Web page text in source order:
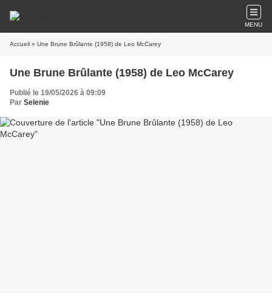
MENU
Accueil » Une Brune Brûlante (1958) de Leo McCarey
Une Brune Brûlante (1958) de Leo McCarey
Publié le 19/05/2026 à 09:09
Par Selenie